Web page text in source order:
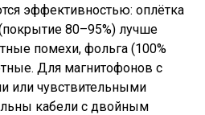
эффективностью: оплётка
80–95%) лучше
помехи, фольга (100%
Для магнитофонов с
или чувствительными
кабели с двойным